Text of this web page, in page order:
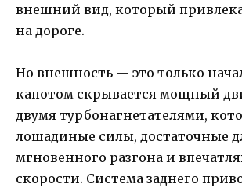
внешний вид, который
на дороге.
Но внешность — это только
капотом скрывается мощный
двумя турбонагнетателями,
лошадиные силы, достаточные
мгновенного разгона и
скорости. Система заднего